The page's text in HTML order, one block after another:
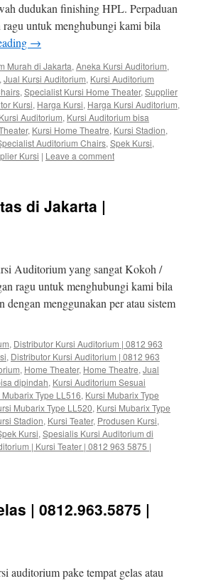
dudukan finishing HPL. Perpaduan
untuk menghubungi kami bila
→
Murah di Jakarta, Aneka Kursi Auditorium,
, Jual Kursi Auditorium, Kursi Auditorium
, Specialist Kursi Home Theater, Supplier
Kursi, Harga Kursi, Harga Kursi Auditorium,
Kursi Auditorium, Kursi Auditorium bisa
, Kursi Home Theatre, Kursi Stadion,
Auditorium Chairs, Spek Kursi,
Kursi | Leave a comment
di Jakarta |
Auditorium yang sangat Kokoh /
ragu untuk menghubungi kami bila
menggunakan per atau sistem
, Distributor Kursi Auditorium | 0812 963
, Distributor Kursi Auditorium | 0812 963
, Home Theater, Home Theatre, Jual
dipindah, Kursi Auditorium Sesuai
Mubarix Type LL516, Kursi Mubarix Type
Mubarix Type LL520, Kursi Mubarix Type
Stadion, Kursi Teater, Produsen Kursi,
Kursi, Spesialis Kursi Auditorium di
| Kursi Teater | 0812 963 5875 |
| 0812.963.5875 |
auditorium pake tempat gelas atau